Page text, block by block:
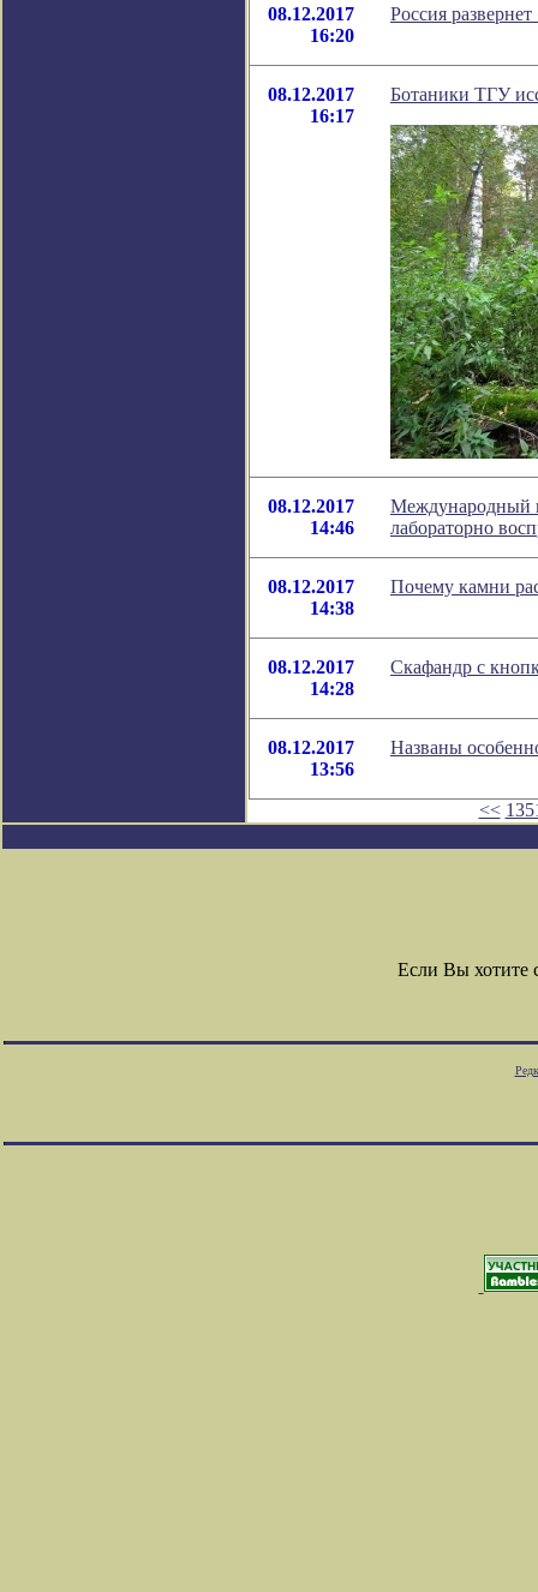
08.12.2017
16:20
Россия
08.12.2017
16:17
Ботаники ТГУ
08.12.2017
14:46
Международный
лабораторно
08.12.2017
14:38
Почему камни
08.12.2017
14:28
Скафандр с
08.12.2017
13:56
Названы
<<
Если Вы хотите